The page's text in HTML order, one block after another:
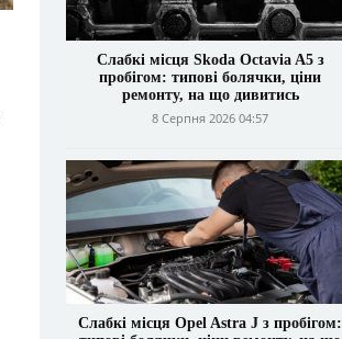
Слабкі місця Skoda Octavia A5 з
пробігом: типові болячки, ціни
ремонту, на що дивитись
8 Серпня 2026 04:57
Слабкі місця Opel Astra J з пробігом: